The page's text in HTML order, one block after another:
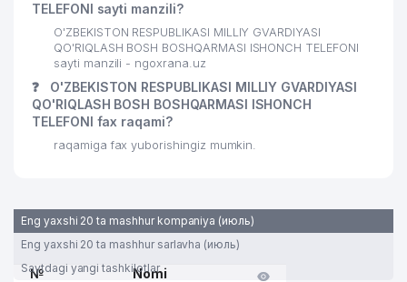
TELEFONI sayti manzili?
O'ZBEKISTON RESPUBLIKASI MILLIY GVARDIYASI
QO'RIQLASH BOSH BOSHQARMASI ISHONCH TELEFONI
sayti manzili - ngoxrana.uz
❓
O'ZBEKISTON RESPUBLIKASI MILLIY GVARDIYASI
QO'RIQLASH BOSH BOSHQARMASI ISHONCH
TELEFONI fax raqami?
raqamiga fax yuborishingiz mumkin.
Eng yaxshi 20 ta mashhur kompaniya (июль)
Eng yaxshi 20 ta mashhur sarlavha (июль)
Saytdagi yangi tashkilotlar
№
Nomi